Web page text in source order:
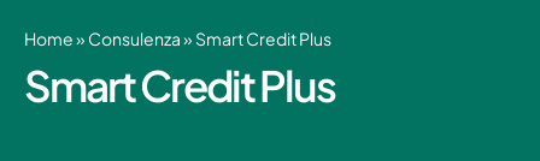
Home» Consulenza» Smart Credit Plus
Smart Credit Plus